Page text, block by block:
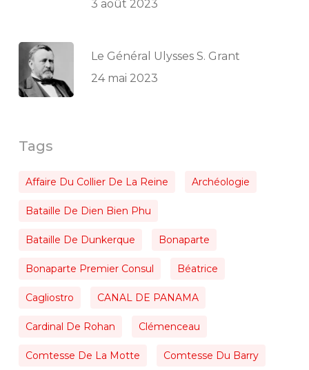
3 août 2023
Le Général Ulysses S. Grant
24 mai 2023
Tags
Affaire Du Collier De La Reine Archéologie
Bataille De Dien Bien Phu
Bataille De Dunkerque Bonaparte
Bonaparte Premier Consul Béatrice
Cagliostro CANAL DE PANAMA
Cardinal De Rohan Clémenceau
Comtesse De La Motte Comtesse Du Barry